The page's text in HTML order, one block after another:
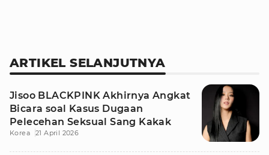
ARTIKEL SELANJUTNYA
Jisoo BLACKPINK Akhirnya Angkat
Bicara soal Kasus Dugaan
Pelecehan Seksual Sang Kakak
Korea 21 April 2026